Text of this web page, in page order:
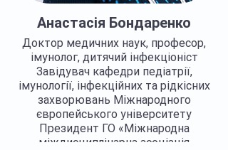
Анастасія Бондаренко
Доктор медичних наук, професор,
імунолог, дитячий інфекціоніст
Завідувач кафедри педіатрії,
імунології, інфекційних та рідкісних
захворювань Міжнародного
європейського університету
Президент ГО «Міжнародна
міждисциплінарна асоціація